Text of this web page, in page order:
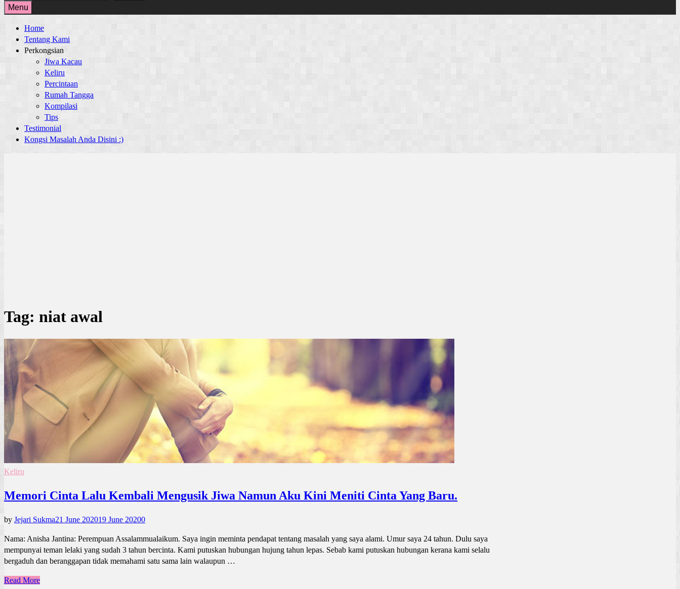
for:
Menu
Home
Tentang Kami
Perkongsian
Jiwa Kacau
Keliru
Percintaan
Rumah Tangga
Kompilasi
Tips
Testimonial
Kongsi Masalah Anda Disini :)
Tag: niat awal
Keliru
Memori Cinta Lalu Kembali Mengusik Jiwa Namun Aku Kini Meniti Cinta Yang Baru.
by Jejari Sukma21 June 202019 June 20200
Nama: Anisha Jantina: Perempuan Assalammualaikum. Saya ingin meminta pendapat tentang masalah yang saya alami. Umur saya 24 tahun. Dulu saya
mempunyai teman lelaki yang sudah 3 tahun bercinta. Kami putuskan hubungan hujung tahun lepas. Sebab kami putuskan hubungan kerana kami selalu
bergaduh dan beranggapan tidak memahami satu sama lain walaupun …
Read More